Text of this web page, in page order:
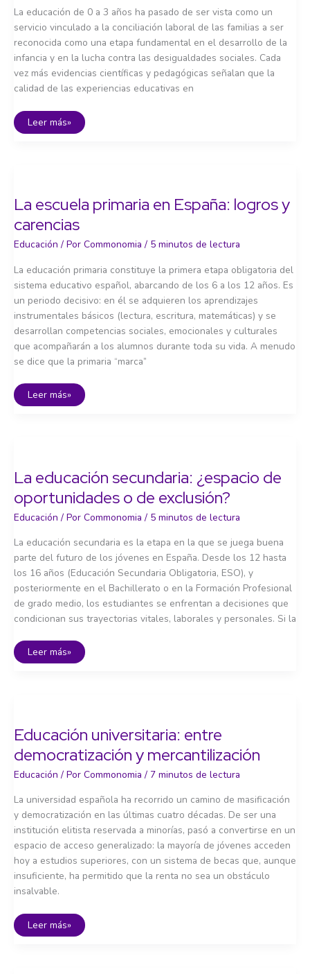
La educación de 0 a 3 años ha pasado de ser vista como un
servicio vinculado a la conciliación laboral de las familias a ser
reconocida como una etapa fundamental en el desarrollo de la
infancia y en la lucha contra las desigualdades sociales. Cada
vez más evidencias científicas y pedagógicas señalan que la
calidad de las experiencias educativas en
La
educación
contra
la
desigualdad
Leer más»
La escuela primaria en España: logros y
carencias
Educación / Por Commonomia / 5 minutos de lectura
La educación primaria constituye la primera etapa obligatoria del
sistema educativo español, abarcando de los 6 a los 12 años. Es
un periodo decisivo: en él se adquieren los aprendizajes
instrumentales básicos (lectura, escritura, matemáticas) y se
desarrollan competencias sociales, emocionales y culturales
que acompañarán a los alumnos durante toda su vida. A menudo
se dice que la primaria “marca”
La
escuela
Leer más»
La educación secundaria: ¿espacio de
oportunidades o de exclusión?
Educación / Por Commonomia / 5 minutos de lectura
La educación secundaria es la etapa en la que se juega buena
parte del futuro de los jóvenes en España. Desde los 12 hasta
los 16 años (Educación Secundaria Obligatoria, ESO), y
posteriormente en el Bachillerato o en la Formación Profesional
de grado medio, los estudiantes se enfrentan a decisiones que
condicionan sus trayectorias vitales, laborales y personales. Si la
La
educación
Leer más»
Educación universitaria: entre
democratización y mercantilización
Educación / Por Commonomia / 7 minutos de lectura
La universidad española ha recorrido un camino de masificación
y democratización en las últimas cuatro décadas. De ser una
institución elitista reservada a minorías, pasó a convertirse en un
espacio de acceso generalizado: la mayoría de jóvenes acceden
hoy a estudios superiores, con un sistema de becas que, aunque
insuficiente, ha permitido que la renta no sea un obstáculo
insalvable.
Educación
universitaria:
Leer más»